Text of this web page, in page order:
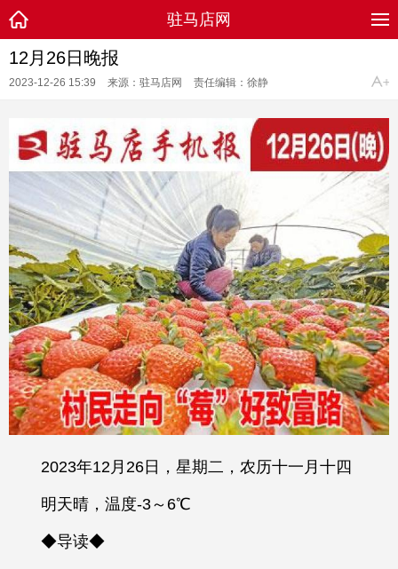
驻马店网
12月26日晚报
2023-12-26 15:39 来源：驻马店网 责任编辑：徐静
2023年12月26日，星期二，农历十一月十四
明天晴，温度-3～6℃
◆导读◆